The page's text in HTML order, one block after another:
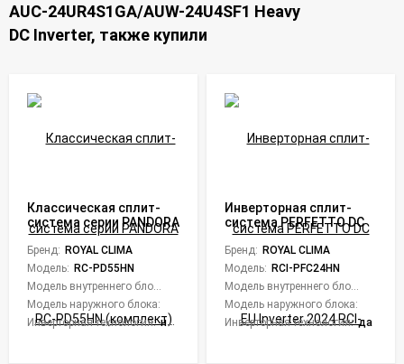
AUC-24UR4S1GA/AUW-24U4SF1 Heavy
DC Inverter, также купили
Классическая сплит-
система серии PANDORA
RC-PD55HN (комплект)
Бренд: ROYAL CLIMA
Модель: RC-PD55HN
Модель внутреннего блока:
RC-PD55HN/IN
Модель наружного блока:
RC-PD55HN/OUT
Инверторная технология: нет
Инверторная сплит-
система PERFETTO DC
EU Inverter 2024 RCI-
PFC24HN (комплект)
Бренд: ROYAL CLIMA
Модель: RCI-PFC24HN
Модель внутреннего блока:
Модель наружного блока:
Инверторная технология: да